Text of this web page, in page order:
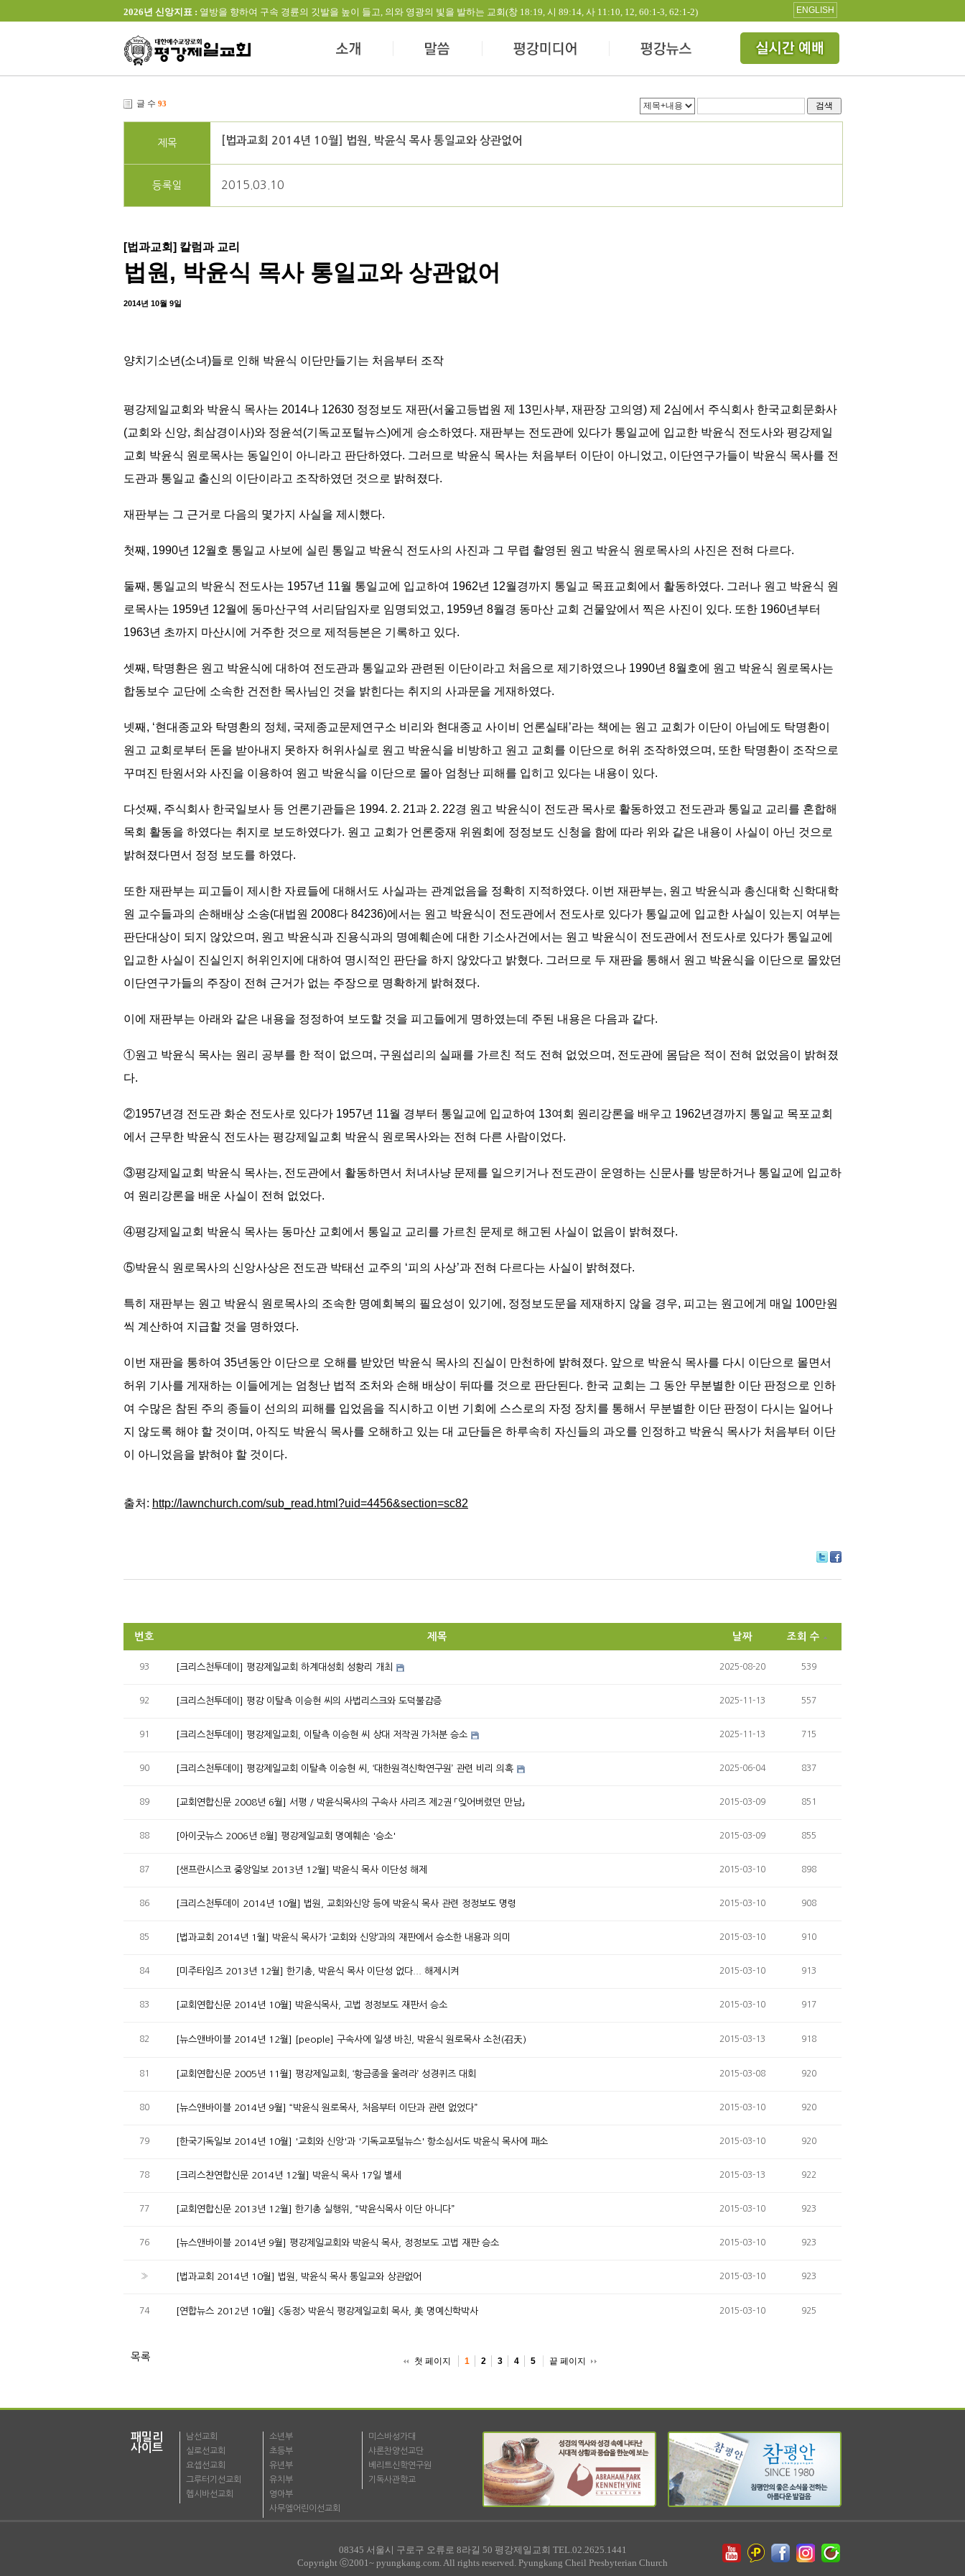
2026년 신앙지표 : 열방을 향하여 구속 경륜의 깃발을 높이 들고, 의와 영광의 빛을 발하는 교회(창 18:19, 시 89:14, 사 11:10, 12, 60:1-3, 62:1-2) ENGLISH
글 수 93 검색
제목 [법과교회 2014년 10월] 법원, 박윤식 목사 통일교와 상관없어
등록일 2015.03.10
[법과교회] 칼럼과 교리
법원, 박윤식 목사 통일교와 상관없어
2014년 10월 9일
양치기소년(소녀)들로 인해 박윤식 이단만들기는 처음부터 조작
평강제일교회와 박윤식 목사는 2014나 12630 정정보도 재판(서울고등법원 제 13민사부, 재판장 고의영) 제 2심에서 주식회사 한국교회문화사
(교회와 신앙, 최삼경이사)와 정윤석(기독교포털뉴스)에게 승소하였다. 재판부는 전도관에 있다가 통일교에 입교한 박윤식 전도사와 평강제일
교회 박윤식 원로목사는 동일인이 아니라고 판단하였다. 그러므로 박윤식 목사는 처음부터 이단이 아니었고, 이단연구가들이 박윤식 목사를 전
도관과 통일교 출신의 이단이라고 조작하였던 것으로 밝혀졌다.
재판부는 그 근거로 다음의 몇가지 사실을 제시했다.
첫째, 1990년 12월호 통일교 사보에 실린 통일교 박윤식 전도사의 사진과 그 무렵 촬영된 원고 박윤식 원로목사의 사진은 전혀 다르다.
둘째, 통일교의 박윤식 전도사는 1957년 11월 통일교에 입교하여 1962년 12월경까지 통일교 목표교회에서 활동하였다. 그러나 원고 박윤식 원
로목사는 1959년 12월에 동마산구역 서리담임자로 임명되었고, 1959년 8월경 동마산 교회 건물앞에서 찍은 사진이 있다. 또한 1960년부터
1963년 초까지 마산시에 거주한 것으로 제적등본은 기록하고 있다.
셋째, 탁명환은 원고 박윤식에 대하여 전도관과 통일교와 관련된 이단이라고 처음으로 제기하였으나 1990년 8월호에 원고 박윤식 원로목사는
합동보수 교단에 소속한 건전한 목사님인 것을 밝힌다는 취지의 사과문을 게재하였다.
넷째, ‘현대종교와 탁명환의 정체, 국제종교문제연구소 비리와 현대종교 사이비 언론실태’라는 책에는 원고 교회가 이단이 아님에도 탁명환이
원고 교회로부터 돈을 받아내지 못하자 허위사실로 원고 박윤식을 비방하고 원고 교회를 이단으로 허위 조작하였으며, 또한 탁명환이 조작으로
꾸며진 탄원서와 사진을 이용하여 원고 박윤식을 이단으로 몰아 엄청난 피해를 입히고 있다는 내용이 있다.
다섯째, 주식회사 한국일보사 등 언론기관들은 1994. 2. 21과 2. 22경 원고 박윤식이 전도관 목사로 활동하였고 전도관과 통일교 교리를 혼합해
목회 활동을 하였다는 취지로 보도하였다가. 원고 교회가 언론중재 위원회에 정정보도 신청을 함에 따라 위와 같은 내용이 사실이 아닌 것으로
밝혀졌다면서 정정 보도를 하였다.
또한 재판부는 피고들이 제시한 자료들에 대해서도 사실과는 관계없음을 정확히 지적하였다. 이번 재판부는, 원고 박윤식과 총신대학 신학대학
원 교수들과의 손해배상 소송(대법원 2008다 84236)에서는 원고 박윤식이 전도관에서 전도사로 있다가 통일교에 입교한 사실이 있는지 여부는
판단대상이 되지 않았으며, 원고 박윤식과 진용식과의 명예훼손에 대한 기소사건에서는 원고 박윤식이 전도관에서 전도사로 있다가 통일교에
입교한 사실이 진실인지 허위인지에 대하여 명시적인 판단을 하지 않았다고 밝혔다. 그러므로 두 재판을 통해서 원고 박윤식을 이단으로 몰았던
이단연구가들의 주장이 전혀 근거가 없는 주장으로 명확하게 밝혀졌다.
이에 재판부는 아래와 같은 내용을 정정하여 보도할 것을 피고들에게 명하였는데 주된 내용은 다음과 같다.
①원고 박윤식 목사는 원리 공부를 한 적이 없으며, 구원섭리의 실패를 가르친 적도 전혀 없었으며, 전도관에 몸담은 적이 전혀 없었음이 밝혀졌
다.
②1957년경 전도관 화순 전도사로 있다가 1957년 11월 경부터 통일교에 입교하여 13여회 원리강론을 배우고 1962년경까지 통일교 목포교회
에서 근무한 박윤식 전도사는 평강제일교회 박윤식 원로목사와는 전혀 다른 사람이었다.
③평강제일교회 박윤식 목사는, 전도관에서 활동하면서 처녀사냥 문제를 일으키거나 전도관이 운영하는 신문사를 방문하거나 통일교에 입교하
여 원리강론을 배운 사실이 전혀 없었다.
④평강제일교회 박윤식 목사는 동마산 교회에서 통일교 교리를 가르친 문제로 해고된 사실이 없음이 밝혀졌다.
⑤박윤식 원로목사의 신앙사상은 전도관 박태선 교주의 ‘피의 사상’과 전혀 다르다는 사실이 밝혀졌다.
특히 재판부는 원고 박윤식 원로목사의 조속한 명예회복의 필요성이 있기에, 정정보도문을 제재하지 않을 경우, 피고는 원고에게 매일 100만원
씩 계산하여 지급할 것을 명하였다.
이번 재판을 통하여 35년동안 이단으로 오해를 받았던 박윤식 목사의 진실이 만천하에 밝혀졌다. 앞으로 박윤식 목사를 다시 이단으로 몰면서
허위 기사를 게재하는 이들에게는 엄청난 법적 조처와 손해 배상이 뒤따를 것으로 판단된다. 한국 교회는 그 동안 무분별한 이단 판정으로 인하
여 수많은 참된 주의 종들이 선의의 피해를 입었음을 직시하고 이번 기회에 스스로의 자정 장치를 통해서 무분별한 이단 판정이 다시는 일어나
지 않도록 해야 할 것이며, 아직도 박윤식 목사를 오해하고 있는 대 교단들은 하루속히 자신들의 과오를 인정하고 박윤식 목사가 처음부터 이단
이 아니었음을 밝혀야 할 것이다.
출처: http://lawnchurch.com/sub_read.html?uid=4456&section=sc82
itte ce
번호 제목 날짜 조회 수
93 [크리스천투데이] 평강제일교회 하계대성회 성황리 개최 2025-08-20 539
92 [크리스천투데이] 평강 이탈측 이승현 씨의 사법리스크와 도덕불감증 2025-11-13 557
91 [크리스천투데이] 평강제일교회, 이탈측 이승현 씨 상대 저작권 가처분 승소 2025-11-13 715
90 [크리스천투데이] 평강제일교회 이탈측 이승현 씨, ‘대한원격신학연구원’ 관련 비리 의혹 2025-06-04 837
89 [교회연합신문 2008년 6월] 서평 / 박윤식목사의 구속사 사리즈 제2권 「잊어버렸던 만남」 2015-03-09 851
88 [아이굿뉴스 2006년 8월] 평강제일교회 명예훼손 '승소' 2015-03-09 855
87 [샌프란시스코 중앙일보 2013년 12월] 박윤식 목사 이단성 해제 2015-03-10 898
86 [크리스천투데이 2014년 10월] 법원, 교회와신앙 등에 박윤식 목사 관련 정정보도 명령 2015-03-10 908
85 [법과교회 2014년 1월] 박윤식 목사가 ‘교회와 신앙’과의 재판에서 승소한 내용과 의미 2015-03-10 910
84 [미주타임즈 2013년 12월] 한기총, 박윤식 목사 이단성 없다... 해제시켜 2015-03-10 913
83 [교회연합신문 2014년 10월] 박윤식목사, 고법 정정보도 재판서 승소 2015-03-10 917
82 [뉴스앤바이블 2014년 12월] [people] 구속사에 일생 바친, 박윤식 원로목사 소천(召天) 2015-03-13 918
81 [교회연합신문 2005년 11월] 평강제일교회, ‘황금종을 울려라’ 성경퀴즈 대회 2015-03-08 920
80 [뉴스앤바이블 2014년 9월] “박윤식 원로목사, 처음부터 이단과 관련 없었다” 2015-03-10 920
79 [한국기독일보 2014년 10월] '교회와 신앙'과 '기독교포털뉴스' 항소심서도 박윤식 목사에 패소 2015-03-10 920
78 [크리스챤연합신문 2014년 12월] 박윤식 목사 17일 별세 2015-03-13 922
77 [교회연합신문 2013년 12월] 한기총 실행위, “박윤식목사 이단 아니다” 2015-03-10 923
76 [뉴스앤바이블 2014년 9월] 평강제일교회와 박윤식 목사, 정정보도 고법 재판 승소 2015-03-10 923
» [법과교회 2014년 10월] 법원, 박윤식 목사 통일교와 상관없어 2015-03-10 923
74 [연합뉴스 2012년 10월] <동정> 박윤식 평강제일교회 목사, 美 명예신학박사 2015-03-10 925
목록 첫 페이지 1 2 3 4 5 끝 페이지
패밀리
사이트
남선교회
실로선교회
요셉선교회
그루터기선교회
헵시바선교회
소년부
초등부
유년부
유치부
영아부
사무엘어린이선교회
미스바성가대
샤론찬양선교단
베리트신학연구원
기독사관학교
08345 서울시 구로구 오류로 8라길 50 평강제일교회 TEL.02.2625.1441
Copyright ⓒ2001~ pyungkang.com. All rights reserved. Pyungkang Cheil Presbyterian Church